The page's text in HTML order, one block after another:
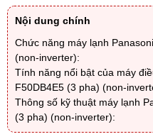
Nội dung chính
Chức năng máy lạnh
(non-inverter):
Tính năng nổi bật của máy
F50DB4E5 (3 pha) (non-
Thông số kỹ thuật máy lạnh
(3 pha) (non-inverter):